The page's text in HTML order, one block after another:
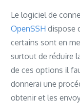
http://
noble-updates
Atteint :3
http://
noble-
Atteint :4
http://
Le logiciel de
OpenSSH dispose
certains sont en
surtout de réduire
de ces options il
donnerai une
obtenir et les